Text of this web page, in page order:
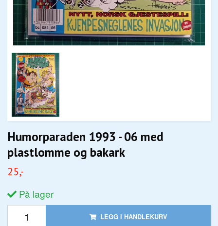
Humorparaden 1993 - 06 med
plastlomme og bakark
25,-
På lager
LEGG I HANDLEKURV